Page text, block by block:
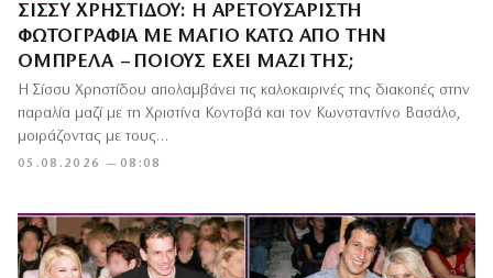
ΣΊΣΣΥ ΧΡΗΣΤΊΔΟΥ: Η ΑΡΕΤΟΥΣΆΡΙΣΤΗ
ΦΩΤΟΓΡΑΦΊΑ ΜΕ ΜΑΓΙΌ ΚΆΤΩ ΑΠΌ ΤΗΝ
ΟΜΠΡΈΛΑ – ΠΟΙΟΥΣ ΈΧΕΙ ΜΑΖΊ ΤΗΣ;
05.08.2026 — 08:08
Η Σίσσυ Χρηστίδου απολαμβάνει τις καλοκαιρινές της διακοπές στην
παραλία μαζί με τη Χριστίνα Κοντοβά και τον Κωνσταντίνο Βασάλο,
μοιράζοντας με τους…